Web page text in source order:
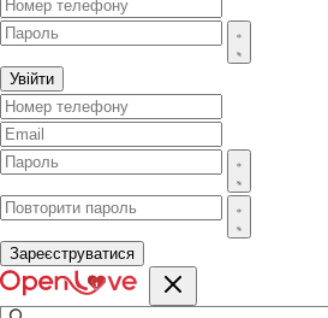
Увійти
Зареєструватися